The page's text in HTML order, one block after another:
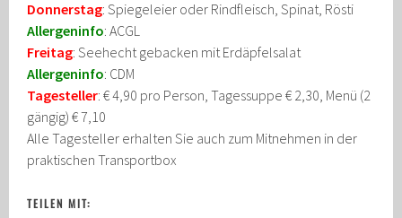
Donnerstag: Spiegeleier oder Rindfleisch, Spinat, Rösti
Allergeninfo: ACGL
Freitag: Seehecht gebacken mit Erdäpfelsalat
Allergeninfo: CDM
Tagesteller: € 4,90 pro Person, Tagessuppe € 2,30, Menü (2
gängig) € 7,10
Alle Tagesteller erhalten Sie auch zum Mitnehmen in der
praktischen Transportbox
TEILEN MIT: